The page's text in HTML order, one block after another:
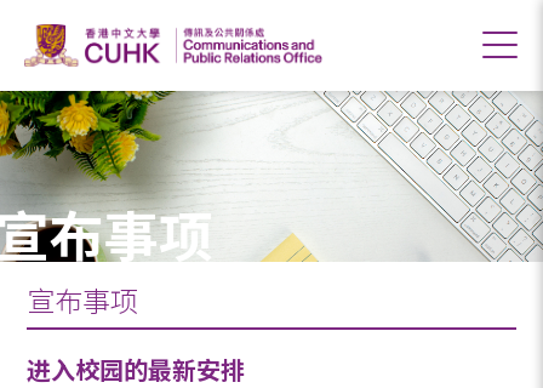
布事项
宣布事项
进入校园的最新安排